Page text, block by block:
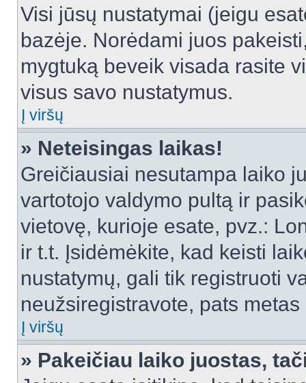
Visi jūsų nustatymai (jeigu
bazėje. Norėdami juos
mygtuką beveik visada rasite
visus savo nustatymus.
Į viršų
» Neteisingas laikas!
Greičiausiai nesutampa laiko
vartotojo valdymo pultą ir
vietovę, kurioje esate, pvz.:
ir t.t. Įsidėmėkite, kad keisti
nustatymų, gali tik registruoti
neužsiregistravote, pats
Į viršų
» Pakeičiau laiko juostas,